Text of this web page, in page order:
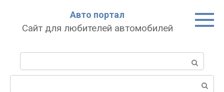
Авто портал
Сайт для любителей автомобилей